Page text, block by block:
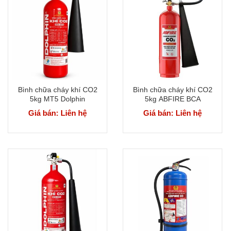
Bình chữa cháy khí CO2
5kg MT5 Dolphin
Giá bán: Liên hệ
Bình chữa cháy khí CO2
5kg ABFIRE BCA
Giá bán: Liên hệ